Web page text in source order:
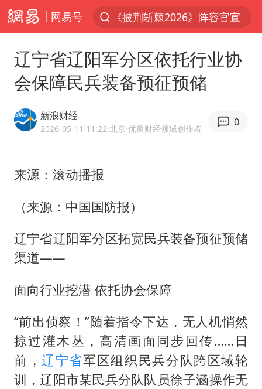
网易号
《披荆斩棘2026》阵容官宣
于东来回应胖东来近25年老店年底关闭
香港刷新1884年以来最高气温纪录
上海全力守护市民“菜篮子”
猫咪过火把节被抹成黑猫
以军士兵把枪口对准中国记者
云南一男子胃中取出180颗铁钉
曹颖儿子首次演长剧
辽宁省辽阳军分区依托行业协
会保障民兵装备预征预储
新浪财经
2026-05-11 11:22·北京·优质财经领域创作者
0
来源：滚动播报
（来源：中国国防报）
辽宁省辽阳军分区拓宽民兵装备预征预储
渠道——
面向行业挖潜 依托协会保障
“前出侦察！”随着指令下达，无人机悄然
掠过灌木丛，高清画面同步回传……日
前，辽宁省军区组织民兵分队跨区域轮
训，辽阳市某民兵分队队员徐子涵操作无